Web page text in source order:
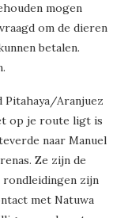
mogen
om de dieren
betalen.
Pitahaya/Aranjuez
op je route ligt is
naar Manuel
Ze zijn de
rondleidingen zijn
met Natuwa